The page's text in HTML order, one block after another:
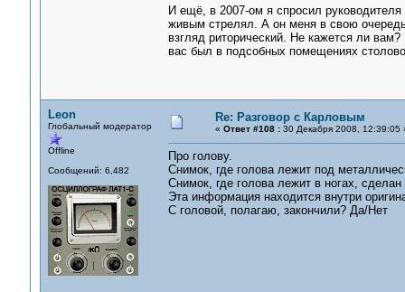
И ещё, в 2007-ом я спросил
живым стрелял. А он меня в свою
взгляд риторический. Не кажется ли
вас был в подсобных помещениях
Leon
Глобальный модератор
Offline
Сообщений: 6,482
Re: Разговор с Карловым
« Ответ #108 :30 Декабря 2008, 12:39:05
Про голову.
Снимок, где голова лежит под
Снимок, где голова лежит в ногах, сделан
Эта информация находится внутри
С головой, полагаю, закончили? Да/Нет